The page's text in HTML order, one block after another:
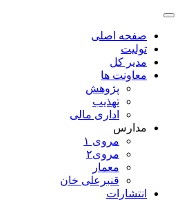
صفحه اصلی
تولیت
مدیر کل
معاونت ها
پژوهش
تهذیب
اداری مالی
مدارس
مروی ۱
مروی۲
معمار
قنبرعلی خان
انتشارات